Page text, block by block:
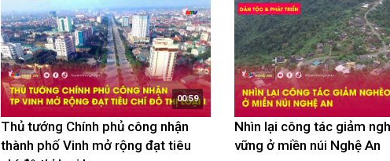
00:59
Thủ tướng Chính phủ công nhận
thành phố Vinh mở rộng đạt tiêu
Nhìn lại công tác giảm
vững ở miền núi Nghệ An